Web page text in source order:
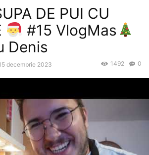
DE PUI CU
#15 VlogMas
Denis
decembrie 2023 0
1492